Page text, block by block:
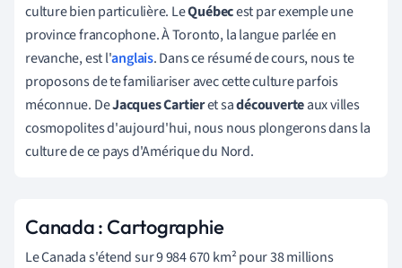
culture bien particulière. LeQuébecest par exemple une
province francophone. À Toronto, la langue parlée en
revanche, est l'anglais. Dans ce résumé de cours, nous te
proposons de te familiariser avec cette culture parfois
méconnue. DeJacques Cartieret sadécouverteaux villes
cosmopolites d'aujourd'hui, nous nous plongerons dans la
culture de ce pays d'Amérique du Nord.
Canada : Cartographie
Le Canada s'étend sur 9 984 670km²pour 38 millions